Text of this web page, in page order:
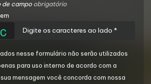
de campoobrigatório
nesse formulário não serão utilizados
para uso interno de acordo com a
sua mensagem você concorda com nossa